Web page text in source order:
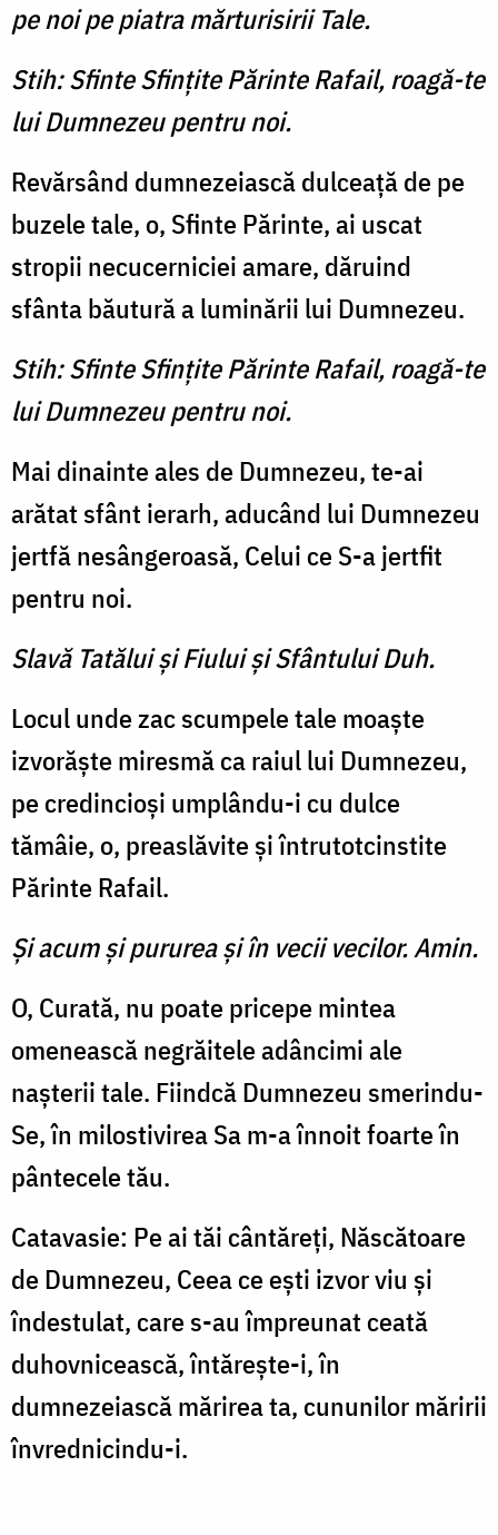
pe noi pe piatra mărturisirii Tale.
Stih: Sfinte Sfințite Părinte Rafail, roagă-te
lui Dumnezeu pentru noi.
Revărsând dumnezeiască dulceață de pe
buzele tale, o, Sfinte Părinte, ai uscat
stropii necucerniciei amare, dăruind
sfânta băutură a luminării lui Dumnezeu.
Stih: Sfinte Sfințite Părinte Rafail, roagă-te
lui Dumnezeu pentru noi.
Mai dinainte ales de Dumnezeu, te-ai
arătat sfânt ierarh, aducând lui Dumnezeu
jertfă nesângeroasă, Celui ce S-a jertfit
pentru noi.
Slavă Tatălui şi Fiului şi Sfântului Duh.
Locul unde zac scumpele tale moaște
izvorăște miresmă ca raiul lui Dumnezeu,
pe credincioși umplându-i cu dulce
tămâie, o, preaslăvite și întrutotcinstite
Părinte Rafail.
Şi acum şi pururea şi în vecii vecilor. Amin.
O, Curată, nu poate pricepe mintea
omenească negrăitele adâncimi ale
nașterii tale. Fiindcă Dumnezeu smerindu-
Se, în milostivirea Sa m-a înnoit foarte în
pântecele tău.
Catavasie: Pe ai tăi cântăreți, Născătoare
de Dumnezeu, Ceea ce ești izvor viu și
îndestulat, care s-au împreunat ceată
duhovnicească, întărește-i, în
dumnezeiască mărirea ta, cununilor măririi
învrednicindu-i.